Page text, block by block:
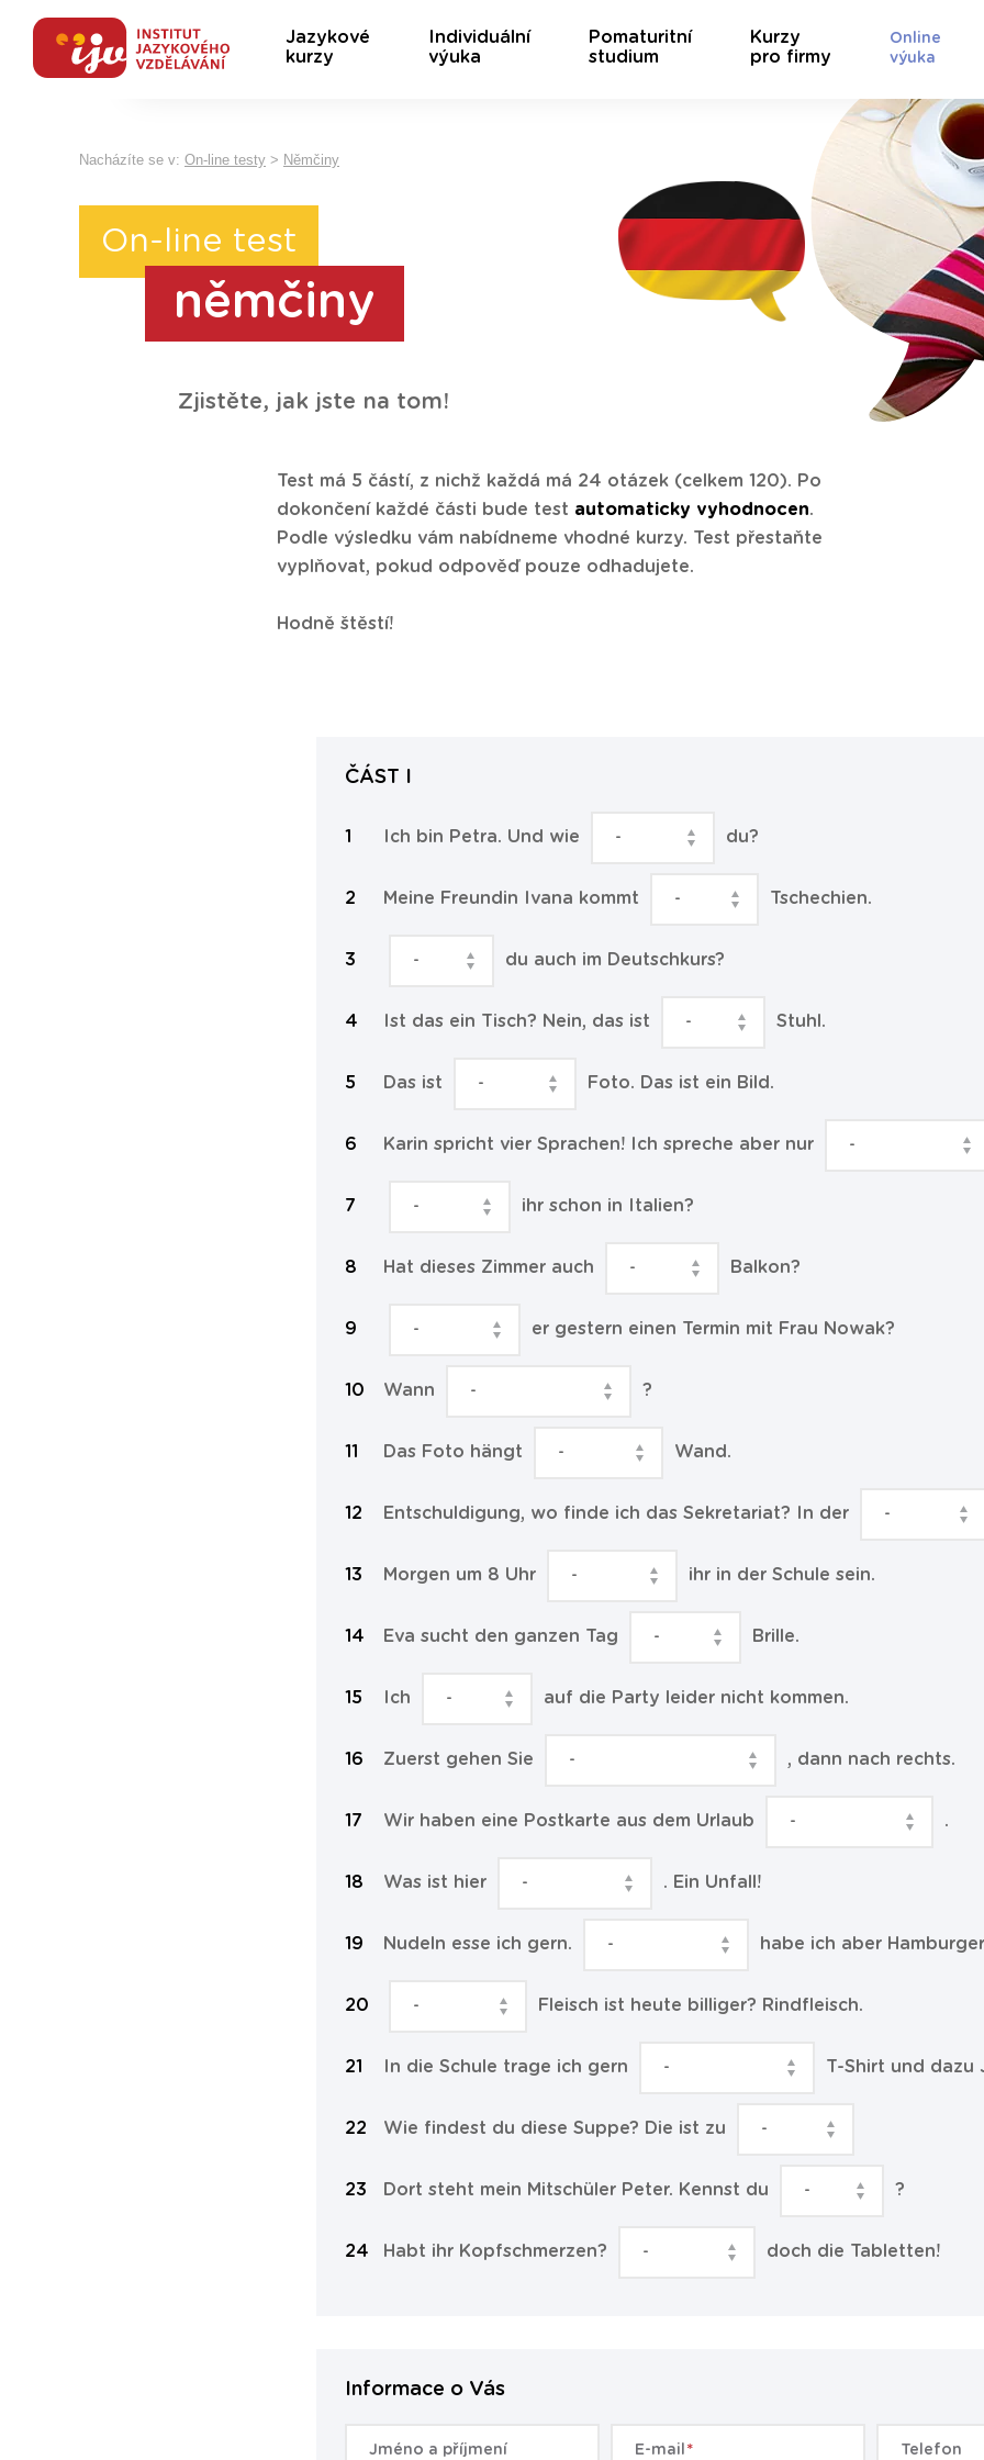
Jazykové
kurzy
Individuální
výuka
Pomaturitní
studium
Kurzy
pro firmy
Online
výuka
Nacházíte se v: On-line testy > Němčiny
On-line test
němčiny
Zjistěte, jak jste na tom!
Test má 5 částí, z nichž každá má 24 otázek (celkem 120). Po
dokončení každé části bude test automaticky vyhodnocen.
Podle výsledku vám nabídneme vhodné kurzy. Test přestaňte
vyplňovat, pokud odpověď pouze odhadujete.
Hodně štěstí!
ČÁST I
Ich bin Petra. Und wie du?
Meine Freundin Ivana kommt Tschechien.
du auch im Deutschkurs?
Ist das ein Tisch? Nein, das ist Stuhl.
Das ist Foto. Das ist ein Bild.
Karin spricht vier Sprachen! Ich spreche aber nur
ihr schon in Italien?
Hat dieses Zimmer auch Balkon?
er gestern einen Termin mit Frau Nowak?
Wann ?
Das Foto hängt Wand.
Entschuldigung, wo finde ich das Sekretariat? In der
Morgen um 8 Uhr ihr in der Schule sein.
Eva sucht den ganzen Tag Brille.
Ich auf die Party leider nicht kommen.
Zuerst gehen Sie , dann nach rechts.
Wir haben eine Postkarte aus dem Urlaub .
Was ist hier . Ein Unfall!
Nudeln esse ich gern. habe ich aber
Fleisch ist heute billiger? Rindfleisch.
In die Schule trage ich gern T-Shirt und dazu
Wie findest du diese Suppe? Die ist zu
Dort steht mein Mitschüler Peter. Kennst du ?
Habt ihr Kopfschmerzen? doch die Tabletten!
Informace o Vás
Jméno a příjmení E-mail Telefon